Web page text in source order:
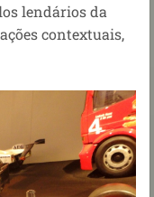
lendários da
contextuais,